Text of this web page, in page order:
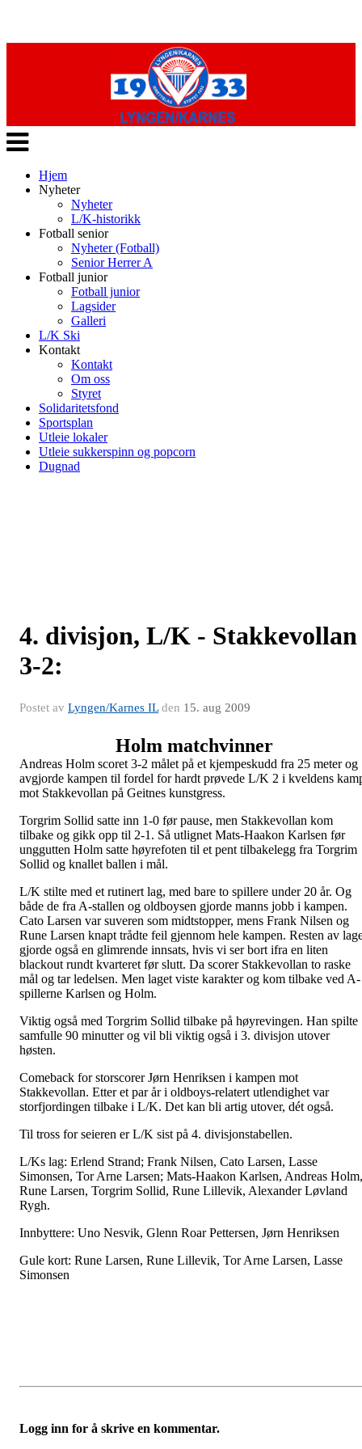
Veksle
navigasjon
Hjem
Nyheter
Nyheter
L/K-historikk
Fotball senior
Nyheter (Fotball)
Senior Herrer A
Fotball junior
Fotball junior
Lagsider
Galleri
L/K Ski
Kontakt
Kontakt
Om oss
Styret
Solidaritetsfond
Sportsplan
Utleie lokaler
Utleie sukkerspinn og popcorn
Dugnad
4. divisjon, L/K - Stakkevollan
3-2:
Postet av Lyngen/Karnes ILden 15. aug 2009
Holm matchvinner
Andreas Holm scoret 3-2 målet på et kjempeskudd fra 25 meter og
avgjorde kampen til fordel for hardt prøvede L/K 2 i kveldens
mot Stakkevollan på Geitnes kunstgress.
Torgrim Sollid satte inn 1-0 før pause, men Stakkevollan kom
tilbake og gikk opp til 2-1. Så utlignet Mats-Haakon Karlsen før
unggutten Holm satte høyrefoten til et pent tilbakelegg fra Torgrim
Sollid og knallet ballen i mål.
L/K stilte med et rutinert lag, med bare to spillere under 20 år. Og
både de fra A-stallen og oldboysen gjorde manns jobb i kampen.
Cato Larsen var suveren som midtstopper, mens Frank Nilsen og
Rune Larsen knapt trådte feil gjennom hele kampen. Resten av
gjorde også en glimrende innsats, hvis vi ser bort ifra en liten
blackout rundt kvarteret før slutt. Da scorer Stakkevollan to raske
mål og tar ledelsen. Men laget viste karakter og kom tilbake ved A-
spillerne Karlsen og Holm.
Viktig også med Torgrim Sollid tilbake på høyrevingen. Han spilte
samfulle 90 minutter og vil bli viktig også i 3. divisjon utover
høsten.
Comeback for storscorer Jørn Henriksen i kampen mot
Stakkevollan. Etter et par år i oldboys-relatert utlendighet var
storfjordingen tilbake i L/K. Det kan bli artig utover, dét også.
Til tross for seieren er L/K sist på 4. divisjonstabellen.
L/Ks lag: Erlend Strand; Frank Nilsen, Cato Larsen, Lasse
Simonsen, Tor Arne Larsen; Mats-Haakon Karlsen, Andreas Holm,
Rune Larsen, Torgrim Sollid, Rune Lillevik, Alexander Løvland
Rygh.
Innbyttere: Uno Nesvik, Glenn Roar Pettersen, Jørn Henriksen
Gule kort: Rune Larsen, Rune Lillevik, Tor Arne Larsen, Lasse
Simonsen
Logg inn for å skrive en kommentar.